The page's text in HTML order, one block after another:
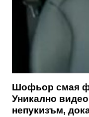
Шофьор смая
Уникално
непукизъм,